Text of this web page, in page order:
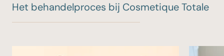
Het behandelproces bij Cosmetique Totale